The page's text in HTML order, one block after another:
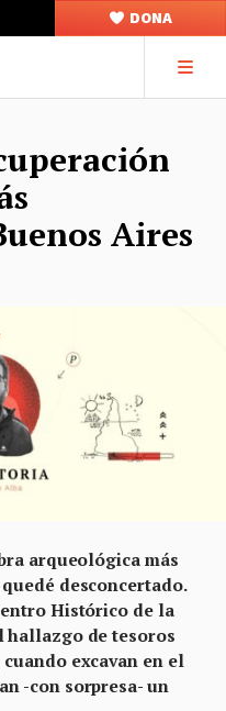
DONA
Aires
arqueológica más
desconcertado.
Histórico de la
hallazgo de tesoros
excavan en el
-con sorpresa- un